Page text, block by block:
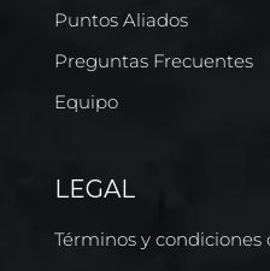
Puntos Aliados
Preguntas Frecuentes
Equipo
LEGAL
Términos y